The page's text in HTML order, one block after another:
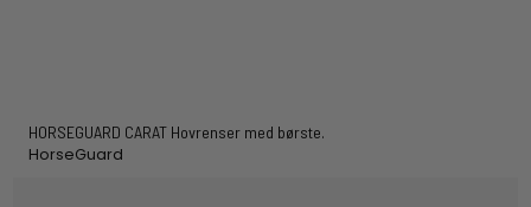
HORSEGUARD CARAT Hovrenser med børste.
HorseGuard